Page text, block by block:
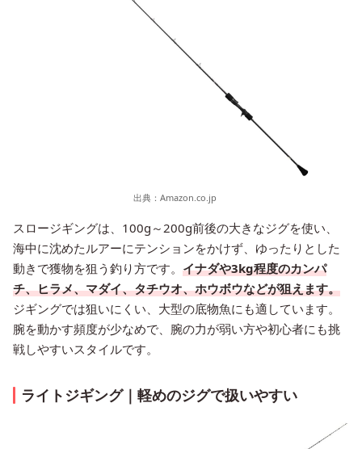
出典： Amazon.co.jp
スロージギングは、100g～200g前後の大きなジグを使い、
海中に沈めたルアーにテンションをかけず、ゆったりとした
動きで獲物を狙う釣り方です。 イナダや3kg程度のカンパ
チ、ヒラメ、マダイ、タチウオ、ホウボウなどが狙えます。
ジギングでは狙いにくい、大型の底物魚にも適しています。
腕を動かす頻度が少なめで、腕の力が弱い方や初心者にも挑
戦しやすいスタイルです。
ライトジギング｜軽めのジグで扱いやすい